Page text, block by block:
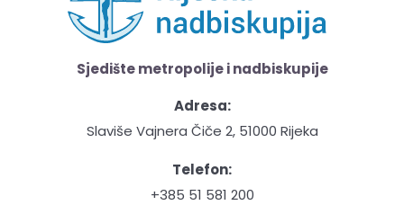
Sjedište metropolije i nadbiskupije
Adresa:
Slaviše Vajnera Čiče 2, 51000 Rijeka
Telefon:
+385 51 581 200